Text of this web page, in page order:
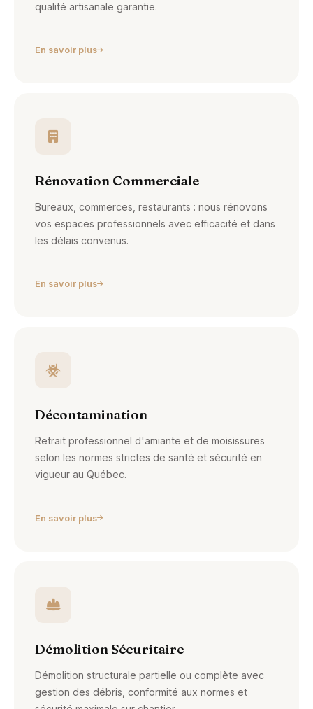
qualité artisanale garantie.
En savoir plus
Rénovation Commerciale
Bureaux, commerces, restaurants : nous rénovons
vos espaces professionnels avec efficacité et dans
les délais convenus.
En savoir plus
Décontamination
Retrait professionnel d'amiante et de moisissures
selon les normes strictes de santé et sécurité en
vigueur au Québec.
En savoir plus
Démolition Sécuritaire
Démolition structurale partielle ou complète avec
gestion des débris, conformité aux normes et